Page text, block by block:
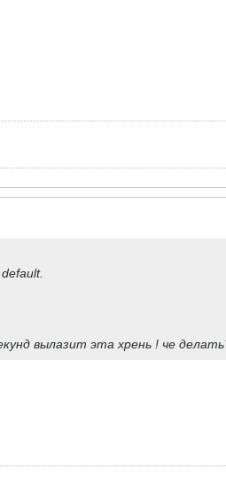
вылазит эта хрень ! че